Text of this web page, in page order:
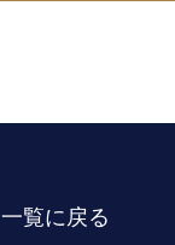
一覧に戻る